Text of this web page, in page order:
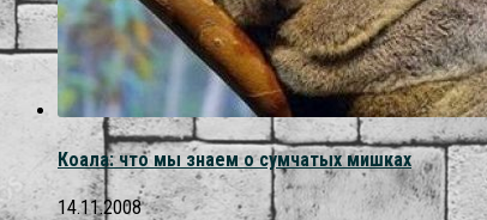
Коала: что мы знаем о сумчатых мишках
14.11.2008